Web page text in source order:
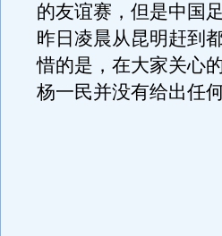
的友谊赛，但是中国
昨日凌晨从昆明赶到
惜的是，在大家关心
杨一民并没有给出任何